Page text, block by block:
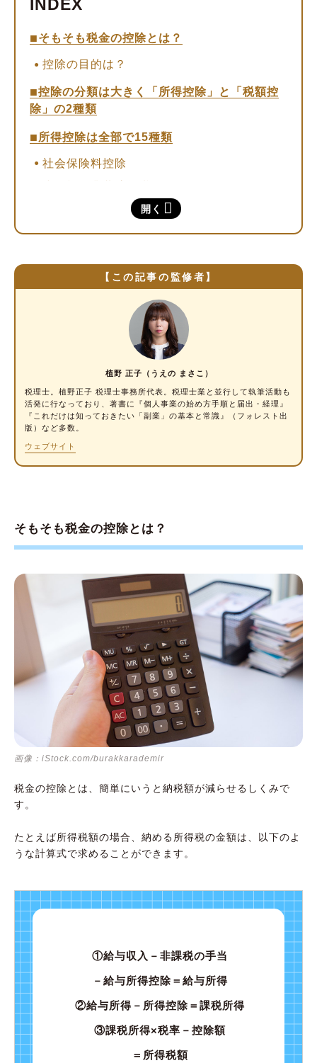
開く
そもそも税金の控除とは？
控除の目的は？
控除の分類は大きく「所得控除」と「税額控
除」の2種類
所得控除は全部で15種類
社会保険料控除
地震保険料控除
ひとり親控除
配偶者控除／配偶者特別控除
基礎控除
雑損控除
医療費控除
政党等寄附金特別控除
公益社団法人等寄附金特別控除
（特定増改築等）住宅借入金等特別控除
住宅耐震改修特別控除
住宅特定改修特別税額控除
認定住宅等新築等特別税額控除
外国税額控除
そのほかの控除
青色申告特別控除
控除を受けるためには確定申告が必要
【この記事の監修者】
植野 正子（うえの まさこ）
税理士 。植野正子 税理士事務所代表。税理士業と並行して執筆活動も
活発に行なっており、著書に『個人事業の始め方手順と届出・経理』
『これだけは知っておきたい「副業」の基本と常識』（フォレスト出
版）など多数。
ウェブサイト
そもそも税金の控除とは？
画像：iStock.com/burakkarademir
税金の控除とは、簡単にいうと納税額が減らせるしくみで
す。
たとえば所得税額の場合、納める所得税の金額は、以下のよ
うな計算式で求めることができます。
①給与収入－非課税の手当
－給与所得控除＝給与所得
②給与所得－所得控除＝課税所得
③課税所得×税率－控除額
＝所得税額